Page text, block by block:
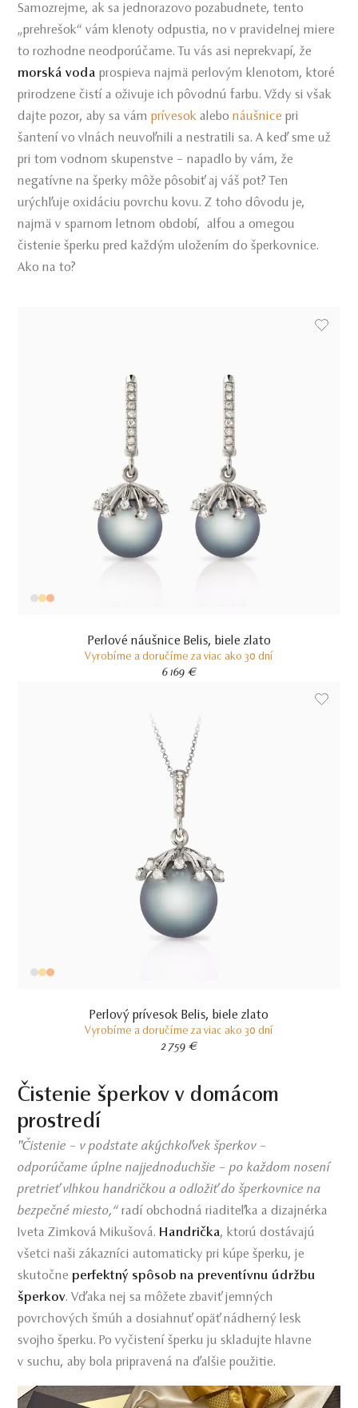
Samozrejme, ak sa jednorazovo pozabudnete, tento
„prehrešok“ vám klenoty odpustia, no v pravidelnej miere
to rozhodne neodporúčame. Tu vás asi neprekvapí, že
morská voda prospieva najmä perlovým klenotom, ktoré
prirodzene čistí a oživuje ich pôvodnú farbu. Vždy si však
dajte pozor, aby sa vámprívesok alebonáušnice pri
šantení vo vlnách neuvoľnili a nestratili sa. A keď sme už
pri tom vodnom skupenstve – napadlo by vám, že
negatívne na šperky môže pôsobiť aj váš pot? Ten
urýchľuje oxidáciu povrchu kovu. Z toho dôvodu je,
najmä v sparnom letnom období, alfou a omegou
čistenie šperku pred každým uložením do šperkovnice.
Ako na to?
Perlové náušnice Belis, biele zlato
Vyrobíme a doručíme za viac ako 30 dní
6 169 €
Perlový prívesok Belis, biele zlato
Vyrobíme a doručíme za viac ako 30 dní
2 759 €
Čistenie šperkov v domácom
prostredí
"Čistenie – v podstate akýchkoľvek šperkov –
odporúčame úplne najjednoduchšie – po každom nosení
pretrieť vlhkou handričkou a odložiť do šperkovnice na
bezpečné miesto,“ radí obchodná riaditeľka a dizajnérka
Iveta Zimková Mikušová. Handrička, ktorú dostávajú
všetci naši zákazníci automaticky pri kúpe šperku, je
skutočne perfektný spôsob na preventívnu údržbu
šperkov. Vďaka nej sa môžete zbaviť jemných
povrchových šmúh a dosiahnuť opäť nádherný lesk
svojho šperku. Po vyčistení šperku ju skladujte hlavne
v suchu, aby bola pripravená na ďalšie použitie.